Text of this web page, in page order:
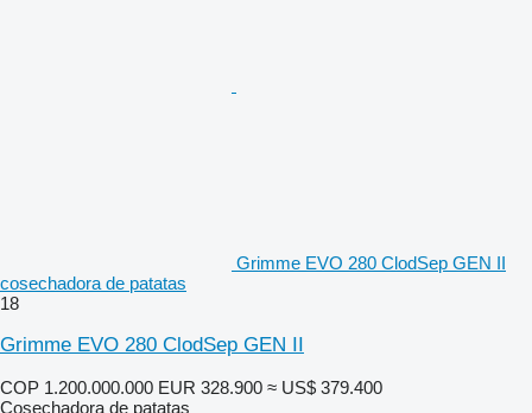
Grimme EVO 280 ClodSep GEN II
cosechadora de patatas
18
Grimme EVO 280 ClodSep GEN II
COP 1.200.000.000 EUR 328.900 ≈ US$ 379.400
Cosechadora de patatas